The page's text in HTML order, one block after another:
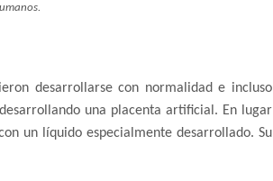
desarrollarse con normalidad e incluso
una placenta artificial. En lugar
un líquido especialmente desarrollado. Su